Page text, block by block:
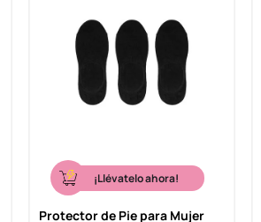
¡Llévatelo ahora!
Protector de Pie para Mujer